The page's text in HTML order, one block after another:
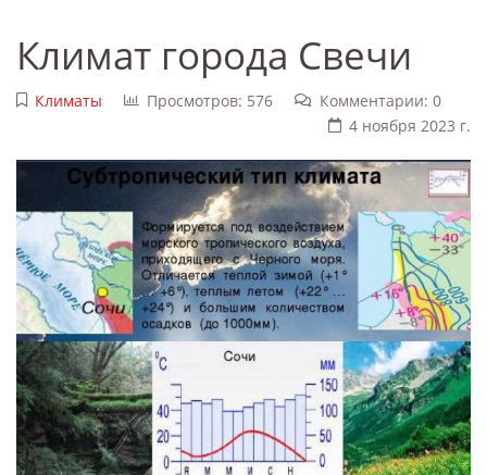
Климат города Свечи
Климаты Просмотров: 576
Комментарии: 0
4 ноября 2023 г.